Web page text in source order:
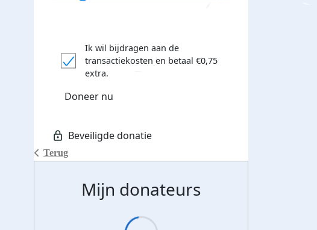
Terug
Ik wil bijdragen aan de
transactiekosten en betaal €0,75
extra.
Doneer nu
Mijn donateurs